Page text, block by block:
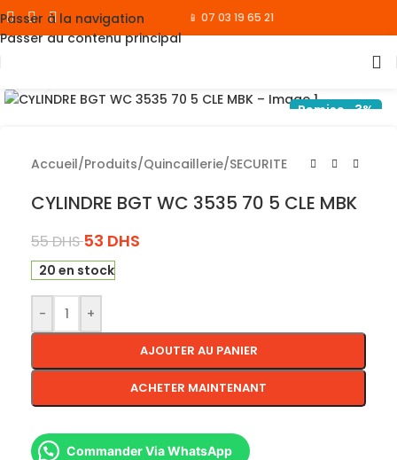
Passer à la navigation
Passer au contenu principal
📱 07 03 19 65 21
Remise -3%
Accueil/Produits/Quincaillerie/SECURITE
CYLINDRE BGT WC 3535 70 5 CLE MBK
55DHS 53 DHS
20 en stock
- +
AJOUTER AU PANIER
ACHETER MAINTENANT
Commander Via WhatsApp